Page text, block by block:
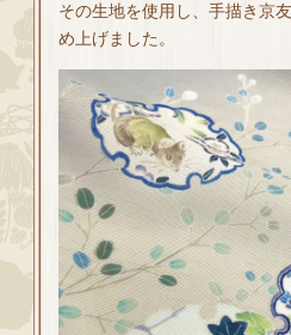
その生地を使用し、手描き京
め上げました。